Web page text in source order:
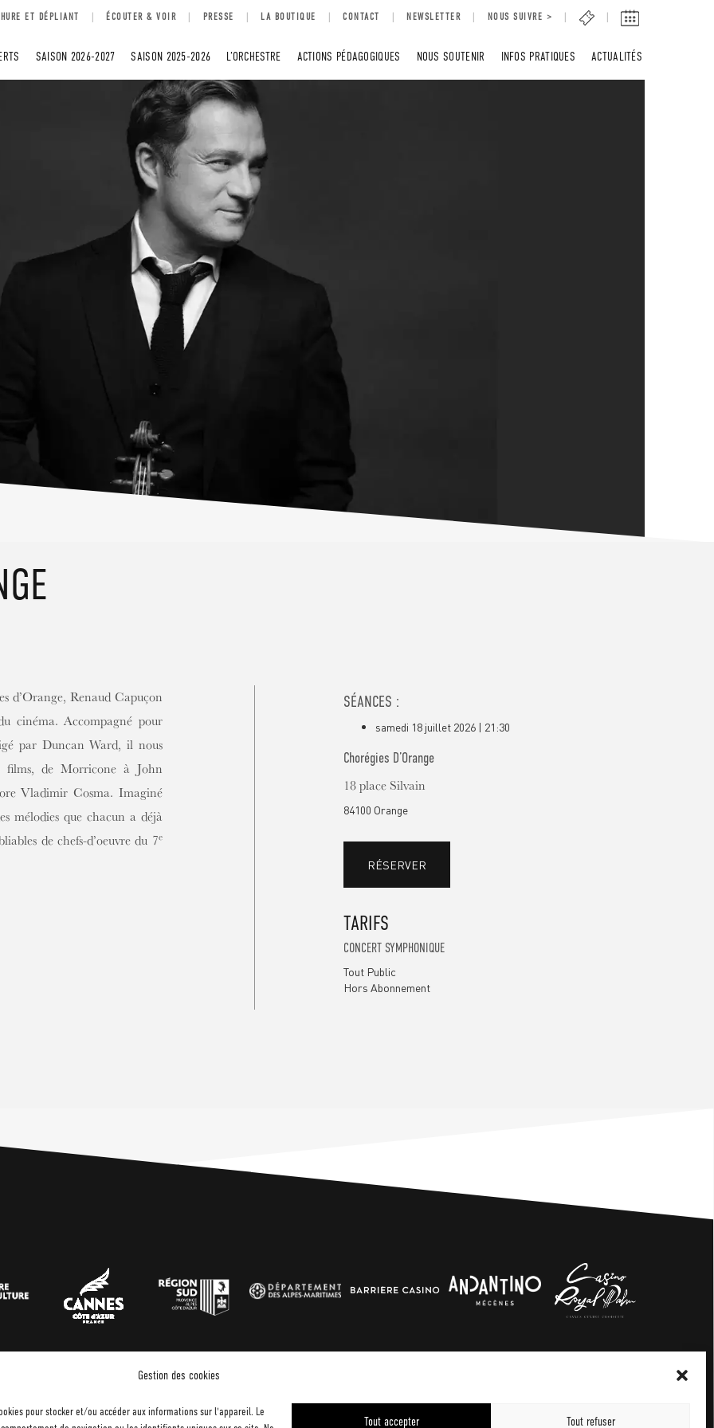
Gestion des cookies
pour stocker et/ou accéder aux informations sur l'appareil. Le
Tout accepter Tout refuser
ET DÉPLIANT ÉCOUTER & VOIR PRESSE LA BOUTIQUE CONTACT NEWSLETTER NOUS SUIVRE >
SAISON 2026-2027 SAISON 2025-2026 L’ORCHESTRE ACTIONS PÉDAGOGIQUES NOUS SOUTENIR INFOS PRATIQUES ACTUALITÉS
d’Orange, Renaud Capuçon
cinéma. Accompagné pour
par Duncan Ward, il nous
films, de Morricone à John
Vladimir Cosma. Imaginé
mélodies que chacun a déjà
de chefs-d’oeuvre du 7e
SÉANCES :
samedi 18 juillet 2026 | 21:30
Chorégies D’Orange
18 place Silvain
84100 Orange
RÉSERVER
TARIFS
CONCERT SYMPHONIQUE
Tout Public
Hors Abonnement